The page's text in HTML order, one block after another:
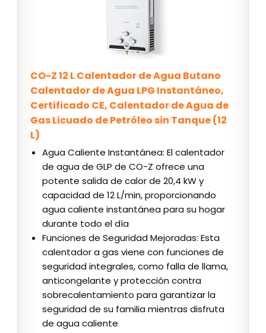
CO-Z 12 L Calentador de Agua Butano
Calentador de Agua LPG Instantáneo,
Certificado CE, Calentador de Agua de
Gas Licuado de Petróleo sin Tanque (12
L)
Agua Caliente Instantánea: El calentador
de agua de GLP de CO-Z ofrece una
potente salida de calor de 20,4 kW y
capacidad de 12 L/min, proporcionando
agua caliente instantánea para su hogar
durante todo el día
Funciones de Seguridad Mejoradas: Esta
calentador a gas viene con funciones de
seguridad integrales, como falla de llama,
anticongelante y protección contra
sobrecalentamiento para garantizar la
seguridad de su familia mientras disfruta
de agua caliente